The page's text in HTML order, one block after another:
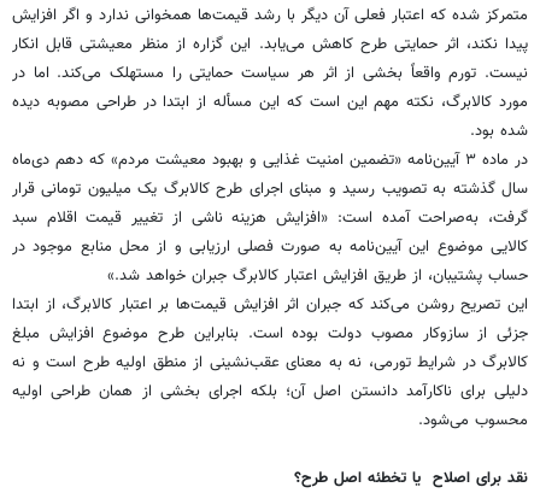
متمرکز شده که اعتبار فعلی آن دیگر با رشد قیمت‌ها همخوانی ندارد و اگر افزایش
پیدا نکند، اثر حمایتی طرح کاهش می‌یابد. این گزاره از منظر معیشتی قابل انکار
نیست. تورم واقعاً بخشی از اثر هر سیاست حمایتی را مستهلک می‌کند. اما در
مورد کالابرگ، نکته مهم این است که این مسأله از ابتدا در طراحی مصوبه دیده
شده بود.
در ماده ۳ آیین‌نامه «تضمین امنیت غذایی و بهبود معیشت مردم» که دهم دی‌ماه
سال گذشته به تصویب رسید و مبنای اجرای طرح کالابرگ یک ‌میلیون ‌تومانی قرار
گرفت، به‌صراحت آمده است: «افزایش هزینه ناشی از تغییر قیمت اقلام سبد
کالایی موضوع این آیین‌نامه به صورت فصلی ارزیابی و از محل منابع موجود در
حساب پشتیبان، از طریق افزایش اعتبار کالابرگ جبران خواهد شد.»
این تصریح روشن می‌کند که جبران اثر افزایش قیمت‌ها بر اعتبار کالابرگ، از ابتدا
جزئی از سازوکار مصوب دولت بوده است. بنابراین طرح موضوع افزایش مبلغ
کالابرگ در شرایط تورمی، نه به معنای عقب‌نشینی از منطق اولیه طرح است و نه
دلیلی برای ناکارآمد دانستن اصل آن؛ بلکه اجرای بخشی از همان طراحی اولیه
محسوب می‌شود.
نقد برای اصلاح یا تخطئه اصل طرح؟